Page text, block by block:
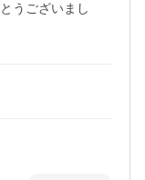
うございまし